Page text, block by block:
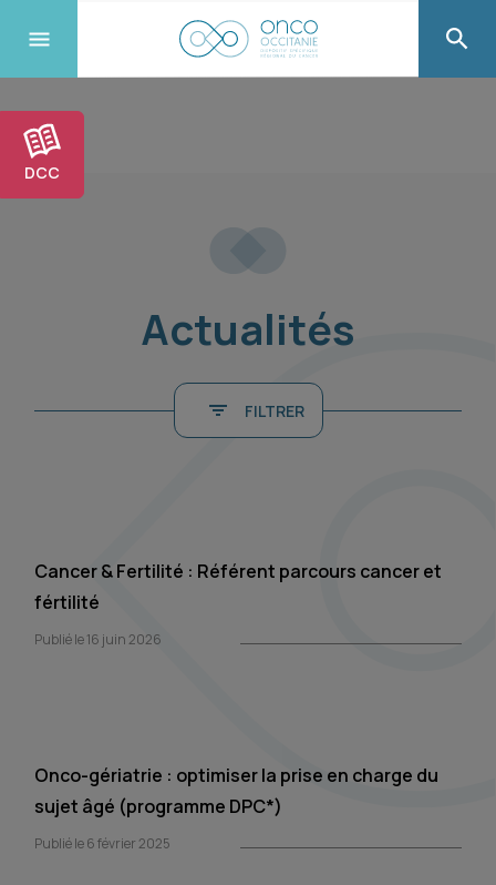
DCC
Actualités
FILTRER
Cancer & Fertilité : Référent parcours cancer et
fértilité
Publié le 16 juin 2026
Onco-gériatrie : optimiser la prise en charge du
sujet âgé (programme DPC*)
Publié le 6 février 2025